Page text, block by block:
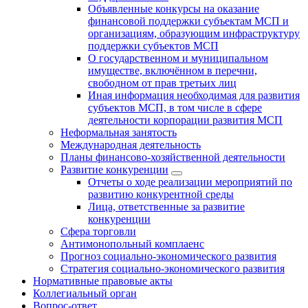
Объявленные конкурсы на оказание
финансовой поддержки субъектам МСП и
организациям, образующим инфраструктуру
поддержки субъектов МСП
О государственном и муниципальном
имуществе, включённом в перечни,
свободном от прав третьих лиц
Иная информация необходимая для развития
субъектов МСП, в том числе в сфере
деятельности корпорации развития МСП
Неформальная занятость
Международная деятельность
Планы финансово-хозяйственной деятельности
Развитие конкуренции
Отчеты о ходе реализации мероприятий по
развитию конкурентной среды
Лица, ответственные за развитие
конкуренции
Сфера торговли
Антимонопольный комплаенс
Прогноз социально-экономического развития
Стратегия социально-экономического развития
Нормативные правовые акты
Коллегиальный орган